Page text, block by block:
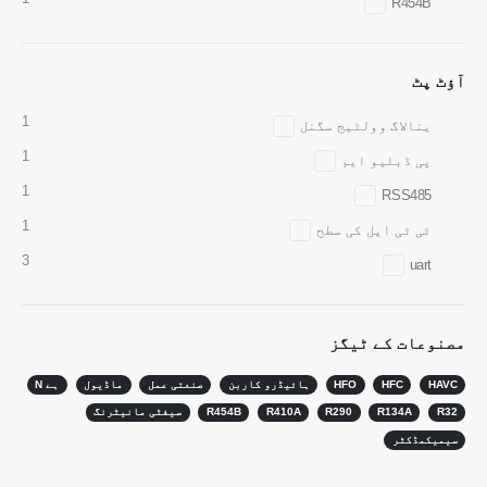
آؤٹ پٹ
ینالاگ وولٹیج سگنل 1
پی ڈبلیو ایم 1
RSS485
1
ٹی ٹی ایل کی سطح 1
uart
3
مصنوعات کے ٹیگز
HAVC
HFC
HFO ہائیڈرو کاربن صنعتی عمل ماڈیول ہے N
R32
R134A
R290
R410A
R454B سیفٹی مانیٹرنگ
سیمیکمڈکٹر
HVAC سسٹم کے لئے ریفریجریٹ لیک
کولڈ چین ریفریجریٹ مانیٹرنگ
ڈیٹا سینٹر کولنگ سسٹم کی نگرانی